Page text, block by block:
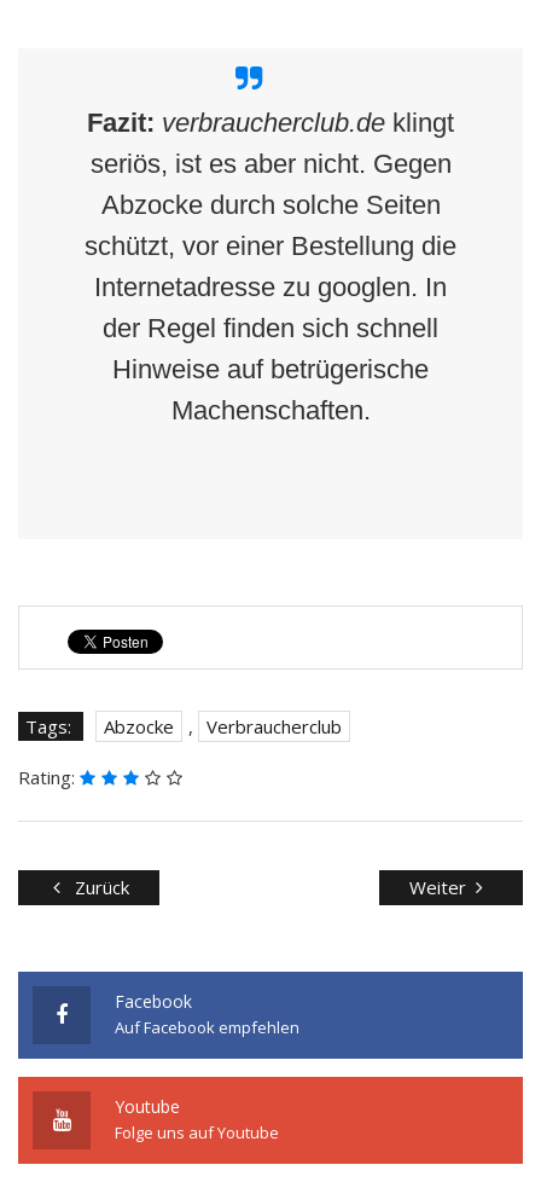
Fazit: verbraucherclub.de klingt
seriös, ist es aber nicht. Gegen
Abzocke durch solche Seiten
schützt, vor einer Bestellung die
Internetadresse zu googlen. In
der Regel finden sich schnell
Hinweise auf betrügerische
Machenschaften.
Tags: Abzocke , Verbraucherclub
Rating:
Zurück Weiter
Facebook
Auf Facebook empfehlen
Youtube
Folge uns auf Youtube